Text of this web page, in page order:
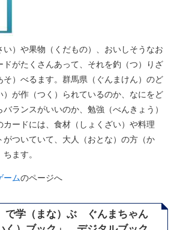
）や果物（くだもの）、おいしそうなお
がたくさんあって、それを釣（つ）りざ
そ）べるます。群馬県（ぐんまけん）のど
）が作（つく）られているのか、なにをど
ランスがいいのか、勉強（べんきょう）
カードには、食材（しょくざい）や料理
がついていて、大人（おとな）の方（か
ます。
ームのページへ
で学（まな）ぶ ぐんまちゃん